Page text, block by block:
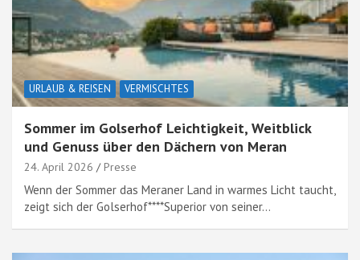
URLAUB & REISEN VERMISCHTES
Sommer im Golserhof Leichtigkeit, Weitblick
und Genuss über den Dächern von Meran
24. April 2026 Presse
Wenn der Sommer das Meraner Land in warmes Licht taucht,
zeigt sich der Golserhof****Superior von seiner…